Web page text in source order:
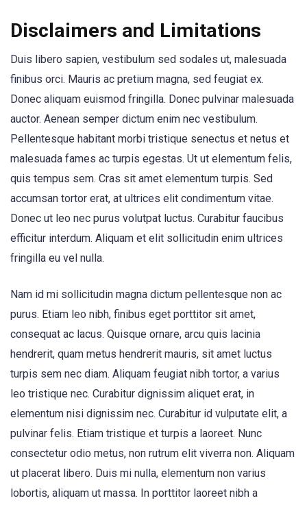
Disclaimers and Limitations
Duis libero sapien, vestibulum sed sodales ut, malesuada
finibus orci. Mauris ac pretium magna, sed feugiat ex.
Donec aliquam euismod fringilla. Donec pulvinar malesuada
auctor. Aenean semper dictum enim nec vestibulum.
Pellentesque habitant morbi tristique senectus et netus et
malesuada fames ac turpis egestas. Ut ut elementum felis,
quis tempus sem. Cras sit amet elementum turpis. Sed
accumsan tortor erat, at ultrices elit condimentum vitae.
Donec ut leo nec purus volutpat luctus. Curabitur faucibus
efficitur interdum. Aliquam et elit sollicitudin enim ultrices
fringilla eu vel nulla.
Nam id mi sollicitudin magna dictum pellentesque non ac
purus. Etiam leo nibh, finibus eget porttitor sit amet,
consequat ac lacus. Quisque ornare, arcu quis lacinia
hendrerit, quam metus hendrerit mauris, sit amet luctus
turpis sem nec diam. Aliquam feugiat nibh tortor, a varius
leo tristique nec. Curabitur dignissim aliquet erat, in
elementum nisi dignissim nec. Curabitur id vulputate elit, a
pulvinar felis. Etiam tristique et turpis a laoreet. Nunc
consectetur odio metus, non rutrum elit viverra non. Aliquam
ut placerat libero. Duis mi nulla, elementum non varius
lobortis, aliquam ut massa. In porttitor laoreet nibh a